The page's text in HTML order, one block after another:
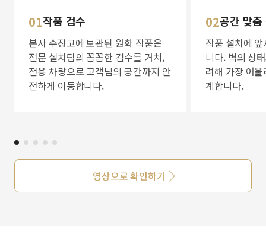
01작품 검수
본사 수장고에 보관된 원화 작품은
전문 설치팀의 꼼꼼한 검수를 거쳐,
전용 차량으로 고객님의 공간까지 안
전하게 이동합니다.
02공간 맞
작품 설치에
니다. 벽의 상
려해 가장 어
계합니다.
영상으로 확인하기